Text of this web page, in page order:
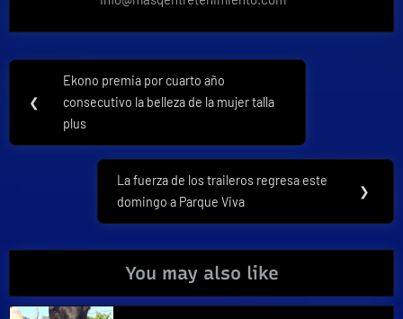
Navegación
de
entradas
❮
Previous
Post:
Ekono premia por cuarto año
consecutivo la belleza de la mujer talla
plus
Next
Post:
La fuerza de los traileros regresa este
domingo a Parque Viva
❯
You may also like